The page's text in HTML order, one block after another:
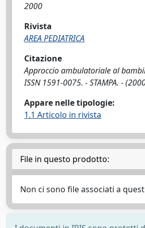
2000
Rivista
AREA PEDIATRICA
Citazione
Approccio ambulatoriale al
ISSN 1591-0075. - STAMPA. -
Appare nelle tipologie:
1.1 Articolo in rivista
File in questo prodotto:
Non ci sono file associati a